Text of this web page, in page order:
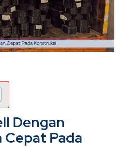
Dengan
Cepat Pada